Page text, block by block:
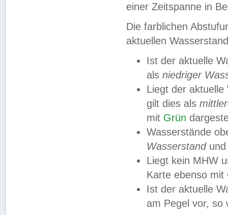
einer Zeitspanne in
Die farblichen
aktuellen
Ist der aktuelle
als niedriger
Liegt der
gilt dies als
mit Grün
Wasserstände
Wasserstandund
Liegt kein MHW
Karte ebenso mit
Ist der aktuelle
am Pegel vor,